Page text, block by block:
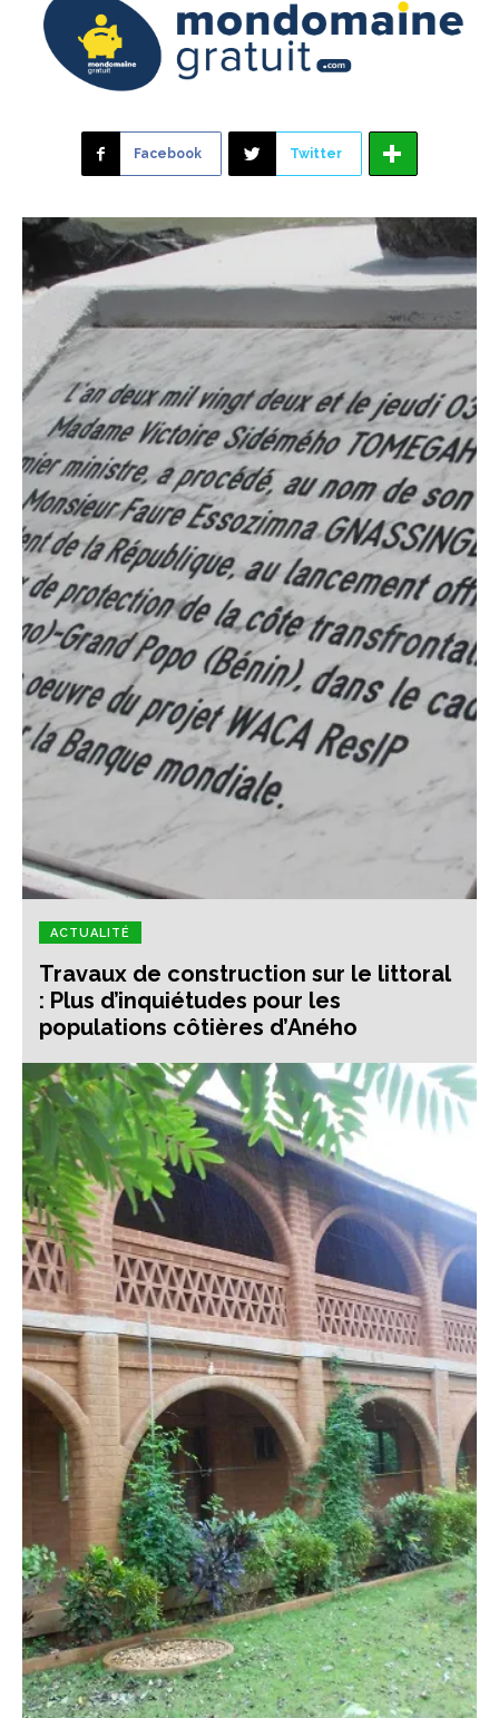
Facebook Twitter
ACTUALITÉ
Travaux de construction sur le littoral
: Plus d’inquiétudes pour les
populations côtières d’Aného